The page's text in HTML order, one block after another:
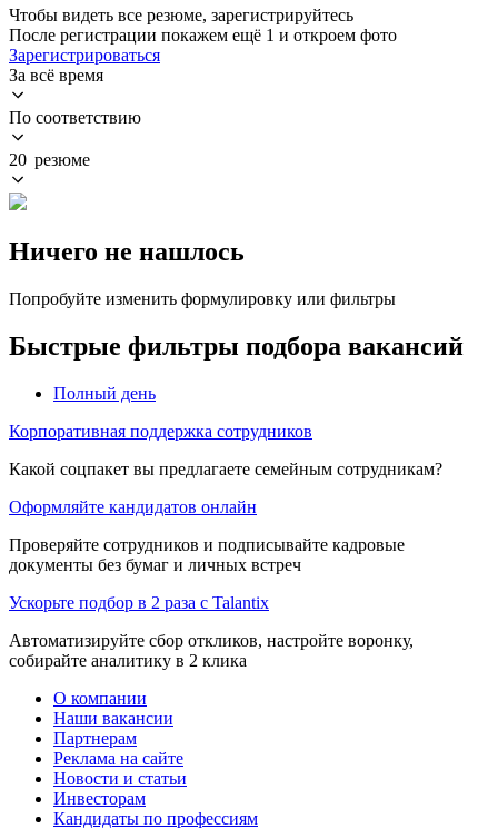
Чтобы видеть все резюме, зарегистрируйтесь
После регистрации покажем ещё 1 и откроем фото
Зарегистрироваться
За всё время
По соответствию
20 резюме
Ничего не нашлось
Попробуйте изменить формулировку или фильтры
Быстрые фильтры подбора вакансий
Полный день
Корпоративная поддержка сотрудников
Какой соцпакет вы предлагаете семейным сотрудникам?
Оформляйте кандидатов онлайн
Проверяйте сотрудников и подписывайте кадровые
документы без бумаг и личных встреч
Ускорьте подбор в 2 раза с Talantix
Автоматизируйте сбор откликов, настройте воронку,
собирайте аналитику в 2 клика
О компании
Наши вакансии
Партнерам
Реклама на сайте
Новости и статьи
Инвесторам
Кандидаты по профессиям